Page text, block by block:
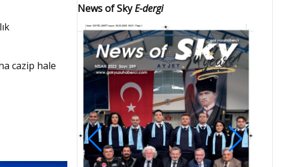
cazip hale
News of SkyE-dergi